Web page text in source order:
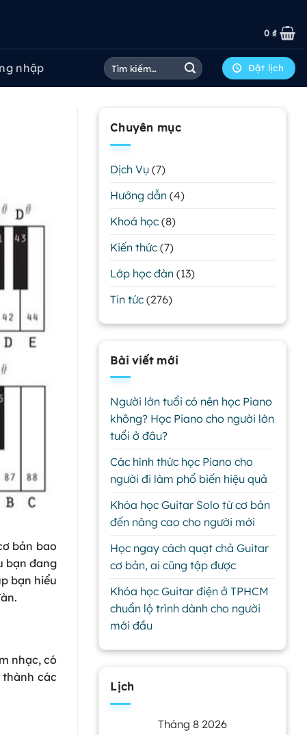
0 ₫
nhập
Tìm
kiếm:
Đặt lịch
bản bao
bạn đang
bạn hiểu
nhạc, có
các
Chuyên mục
Dịch Vụ (7)
Hướng dẫn (4)
Khoá học (8)
Kiến thức (7)
Lớp học đàn (13)
Tin tức (276)
Bài viết mới
Người lớn tuổi có nên học Piano
không? Học Piano cho người lớn
tuổi ở đâu?
Các hình thức học Piano cho
người đi làm phổ biến hiệu quả
Khóa học Guitar Solo từ cơ bản
đến nâng cao cho người mới
Học ngay cách quạt chả Guitar
cơ bản, ai cũng tập được
Khóa học Guitar điện ở TPHCM
chuẩn lộ trình dành cho người
mới đầu
Lịch
Tháng 8 2026